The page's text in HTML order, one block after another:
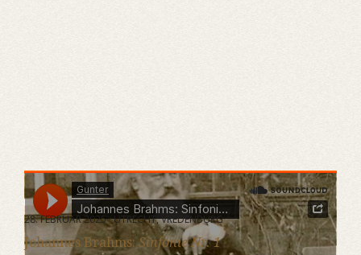
Gunter Johannes Brahms: Sinfonie Nr. 1
28. FEBRUAR 2025 · UTRECHT, VREDENBURG
Johannes Brahms:Sinfonie Nr. 1